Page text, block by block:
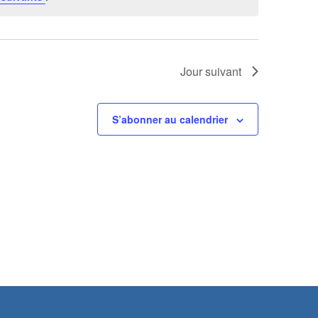
Jour suivant
S’abonner au calendrier